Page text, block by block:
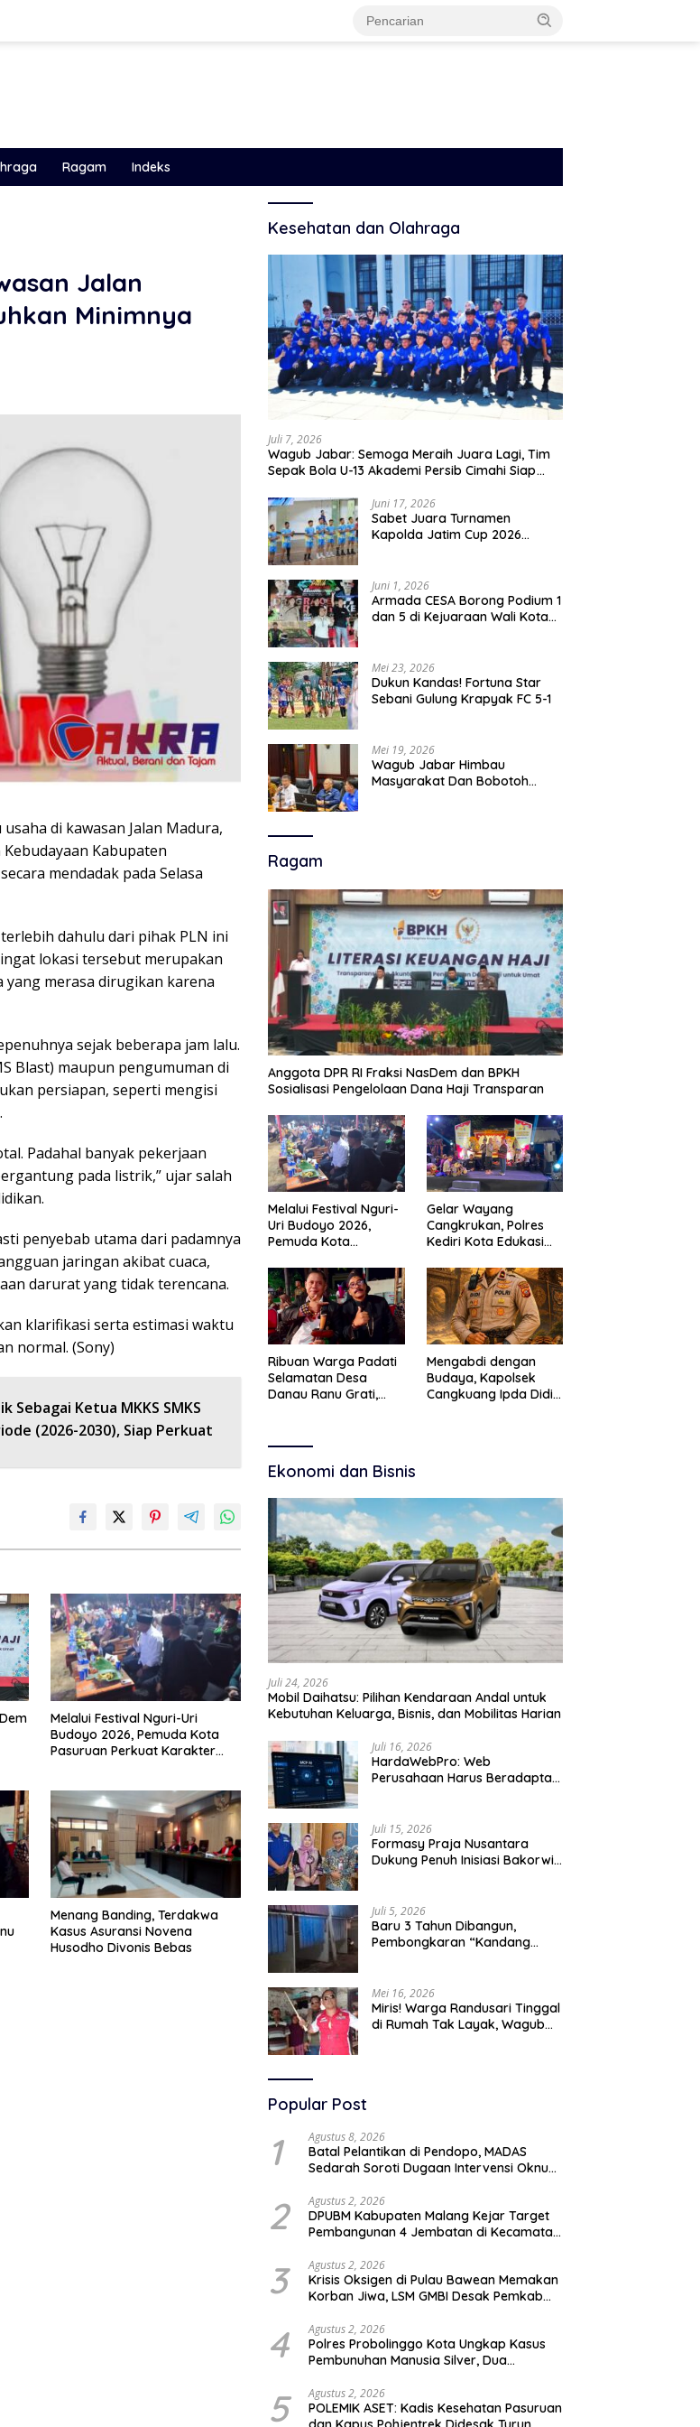
Ragam Indeks
Jalan
Minimnya
di kawasan Jalan Madura,
Kabupaten
mendadak pada Selasa
dahulu dari pihak PLN ini
lokasi tersebut merupakan
merasa dirugikan karena
sejak beberapa jam lalu.
Blast) maupun pengumuman di
persiapan, seperti mengisi
Padahal banyak pekerjaan
pada listrik,” ujar salah
penyebab utama dari padamnya
jaringan akibat cuaca,
darurat yang tidak terencana.
klarifikasi serta estimasi waktu
normal. (Sony)
Sebagai Ketua MKKS SMKS
(2026-2030), Siap Perkuat
Melalui Festival Nguri-Uri
Budoyo 2026, Pemuda Kota
Pasuruan Perkuat Karakter
Menang Banding, Terdakwa
Kasus Asuransi Novena
Husodho Divonis Bebas
Kesehatan dan Olahraga
Juli 7, 2026
Wagub Jabar: Semoga Meraih Juara Lagi, Tim
Sepak Bola U-13 Akademi Persib Cimahi Siap
Juni 17, 2026
Sabet Juara Turnamen
Kapolda Jatim Cup 2026
Membanggakan
Juni 1, 2026
Armada CESA Borong Podium 1
dan 5 di Kejuaraan Wali Kota
Mei 23, 2026
Dukun Kandas! Fortuna Star
Sebani Gulung Krapyak FC 5-1
Mei 19, 2026
Wagub Jabar Himbau
Masyarakat Dan Bobotoh
Ragam
Anggota DPR RI Fraksi NasDem dan BPKH
Sosialisasi Pengelolaan Dana Haji Transparan
Melalui Festival Nguri-
Uri Budoyo 2026,
Pemuda Kota
Karakter Kebudayaan
dan Bebas Narkoba
Gelar Wayang
Cangkrukan, Polres
Kediri Kota Edukasi
Seni Budaya
Ribuan Warga Padati
Selamatan Desa
Danau Ranu Grati,
Pemkab
Mengabdi dengan
Budaya, Kapolsek
Cangkuang Ipda Didi
Ekonomi dan Bisnis
Juli 24, 2026
Mobil Daihatsu: Pilihan Kendaraan Andal untuk
Kebutuhan Keluarga, Bisnis, dan Mobilitas Harian
Juli 16, 2026
HardaWebPro: Web
Perusahaan Harus Beradaptasi
Operasional
Juli 15, 2026
Formasy Praja Nusantara
Dukung Penuh Inisiasi Bakorwil
Juli 5, 2026
Baru 3 Tahun Dibangun,
Pembongkaran “Kandang
Mei 16, 2026
Miris! Warga Randusari Tinggal
di Rumah Tak Layak, Wagub
Popular Post
1 Agustus 8, 2026
Batal Pelantikan di Pendopo, MADAS
Sedarah Soroti Dugaan Intervensi Oknum
2 Agustus 2, 2026
DPUBM Kabupaten Malang Kejar Target
Pembangunan 4 Jembatan di Kecamatan
3 Agustus 2, 2026
Krisis Oksigen di Pulau Bawean Memakan
Korban Jiwa, LSM GMBI Desak Pemkab
4 Agustus 2, 2026
Polres Probolinggo Kota Ungkap Kasus
Pembunuhan Manusia Silver, Dua
5 Agustus 2, 2026
POLEMIK ASET: Kadis Kesehatan Pasuruan